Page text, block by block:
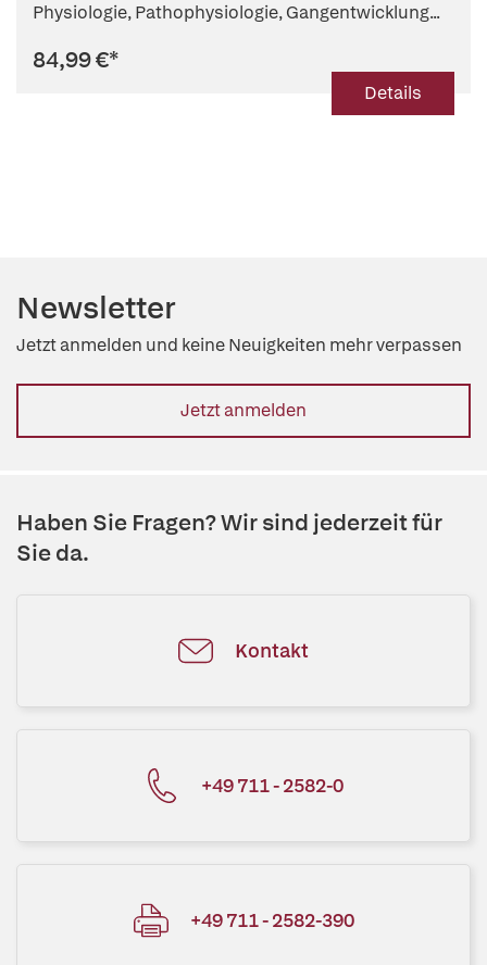
Physiologie, Pathophysiologie, Gangentwicklung...
84,99 €*
Details
Newsletter
Jetzt anmelden und keine Neuigkeiten mehr verpassen
Jetzt anmelden
Haben Sie Fragen? Wir sind jederzeit für
Sie da.
Kontakt
+49 711 - 2582-0
+49 711 - 2582-390